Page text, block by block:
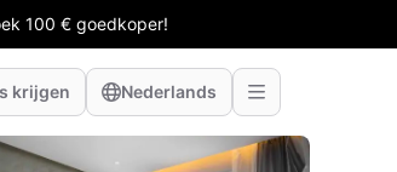
100 € goedkoper!
krijgen Nederlands